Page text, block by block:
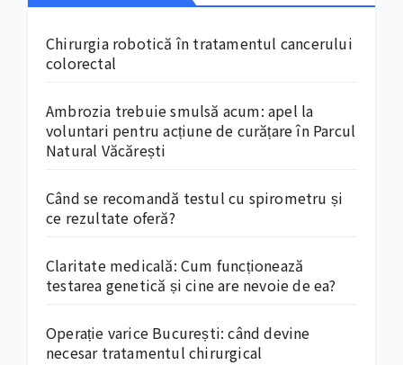
Chirurgia robotică în tratamentul cancerului
colorectal
Ambrozia trebuie smulsă acum: apel la
voluntari pentru acțiune de curățare în Parcul
Natural Văcărești
Când se recomandă testul cu spirometru și
ce rezultate oferă?
Claritate medicală: Cum funcționează
testarea genetică și cine are nevoie de ea?
Operație varice București: când devine
necesar tratamentul chirurgical